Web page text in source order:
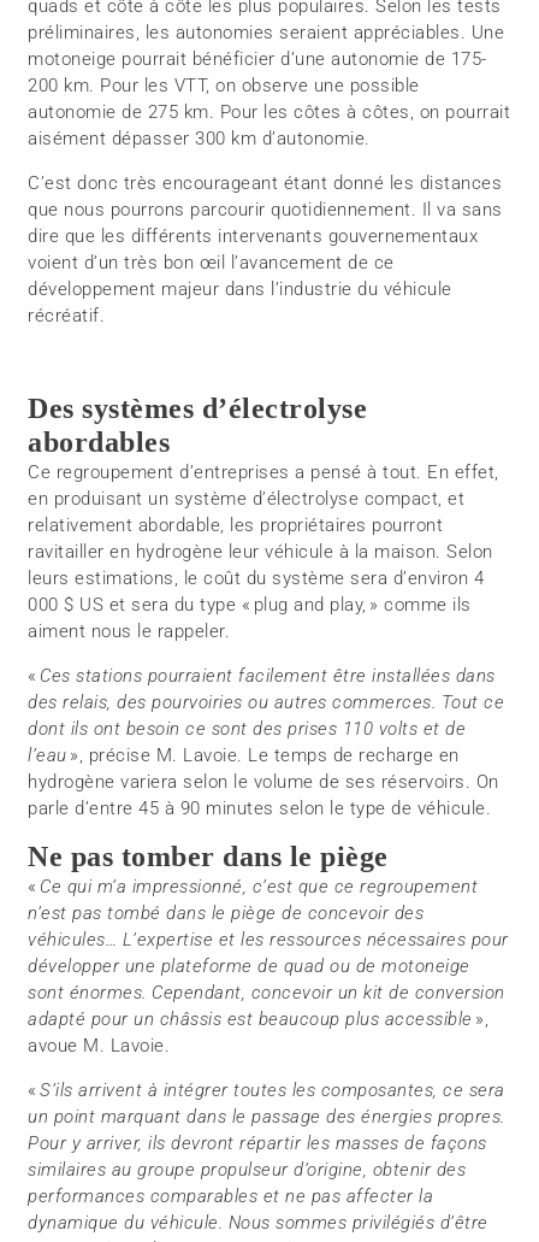
quads et côte à côte les plus populaires. Selon les tests
préliminaires, les autonomies seraient appréciables. Une
motoneige pourrait bénéficier d’une autonomie de 175-
200 km. Pour les VTT, on observe une possible
autonomie de 275 km. Pour les côtes à côtes, on pourrait
aisément dépasser 300 km d’autonomie.
C’est donc très encourageant étant donné les distances
que nous pourrons parcourir quotidiennement. Il va sans
dire que les différents intervenants gouvernementaux
voient d’un très bon œil l’avancement de ce
développement majeur dans l’industrie du véhicule
récréatif.
Des systèmes d’électrolyse
abordables
Ce regroupement d’entreprises a pensé à tout. En effet,
en produisant un système d’électrolyse compact, et
relativement abordable, les propriétaires pourront
ravitailler en hydrogène leur véhicule à la maison. Selon
leurs estimations, le coût du système sera d’environ 4
000 $ US et sera du type « plug and play, » comme ils
aiment nous le rappeler.
« Ces stations pourraient facilement être installées dans
des relais, des pourvoiries ou autres commerces. Tout ce
dont ils ont besoin ce sont des prises 110 volts et de
l’eau », précise M. Lavoie. Le temps de recharge en
hydrogène variera selon le volume de ses réservoirs. On
parle d’entre 45 à 90 minutes selon le type de véhicule.
Ne pas tomber dans le piège
« Ce qui m’a impressionné, c’est que ce regroupement
n’est pas tombé dans le piège de concevoir des
véhicules… L’expertise et les ressources nécessaires pour
développer une plateforme de quad ou de motoneige
sont énormes. Cependant, concevoir un kit de conversion
adapté pour un châssis est beaucoup plus accessible »,
avoue M. Lavoie.
«S’ils arrivent à intégrer toutes les composantes, ce sera
un point marquant dans le passage des énergies propres.
Pour y arriver, ils devront répartir les masses de façons
similaires au groupe propulseur d’origine, obtenir des
performances comparables et ne pas affecter la
dynamique du véhicule. Nous sommes privilégiés d’être